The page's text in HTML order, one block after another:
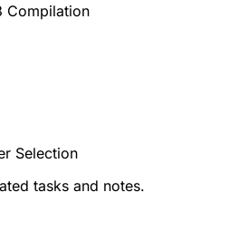
Compilation
Selection
tasks and notes.